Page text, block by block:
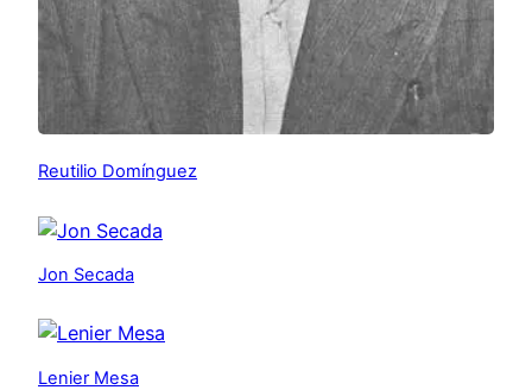
Reutilio Domínguez
Jon Secada
Lenier Mesa